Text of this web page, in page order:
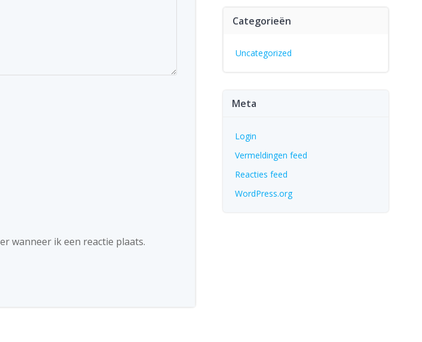
wanneer ik een reactie plaats.
Categorieën
Uncategorized
Meta
Login
Vermeldingen feed
Reacties feed
WordPress.org